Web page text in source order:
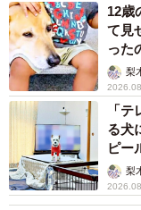
常を共に過ごすエ12歳
て見
った
「尊
梨
「
る犬
ピー
梨